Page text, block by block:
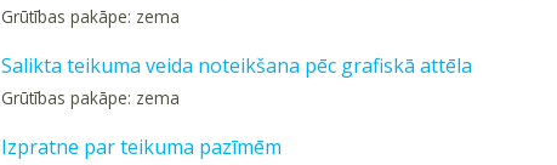
Grūtības pakāpe: zema
Salikta teikuma veida noteikšana pēc grafiskā attēla
Grūtības pakāpe: zema
Izpratne par teikuma pazīmēm